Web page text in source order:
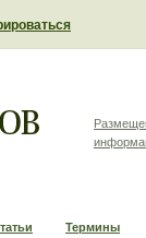
Термины